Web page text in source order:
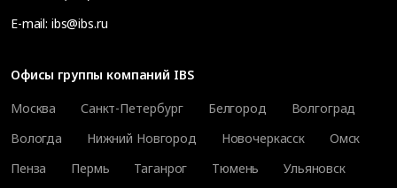
E-mail: ibs@ibs.ru
Офисы группы компаний IBS
Москва
Санкт-Петербург Белгород
Волгоград
Вологда
Нижний Новгород Новочеркасск
Омск
Пенза
Пермь Таганрог Тюмень
Ульяновск